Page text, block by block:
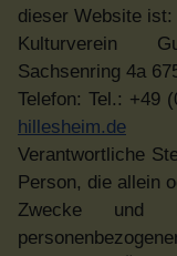
dieser Website ist:
Kulturverein
Sachsenring 4a
Telefon: Tel.: +49
hillesheim.de
Verantwortliche
Person, die allein
Zwecke und